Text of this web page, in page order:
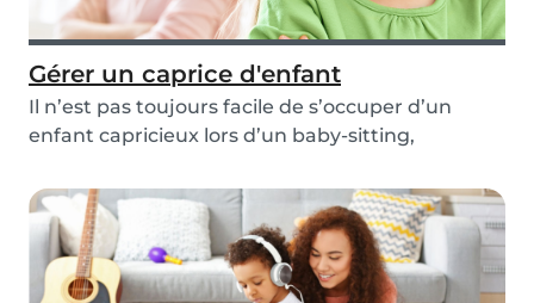
Gérer un caprice d'enfant
Il n’est pas toujours facile de s’occuper d’un
enfant capricieux lors d’un baby-sitting,